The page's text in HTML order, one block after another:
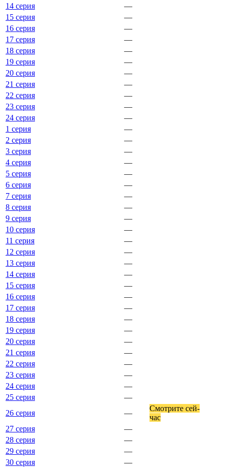
14 серия
—
15 серия
—
16 серия
—
17 серия
—
18 серия
—
19 серия
—
20 серия
—
21 серия
—
22 серия
—
23 серия
—
24 серия
—
1 серия
—
2 серия
—
3 серия
—
4 серия
—
5 серия
—
6 серия
—
7 серия
—
8 серия
—
9 серия
—
10 серия
—
11 серия
—
12 серия
—
13 серия
—
14 серия
—
15 серия
—
16 серия
—
17 серия
—
18 серия
—
19 серия
—
20 серия
—
21 серия
—
22 серия
—
23 серия
—
24 серия
—
25 серия
—
26 серия
—
Смот­ри­те сей­
час
27 серия
—
28 серия
—
29 серия
—
30 серия
—